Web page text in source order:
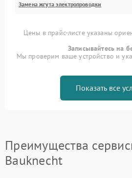
Замена жгута электропроводки
Цены в прайс-листе указаны
Записывайтесь на
Мы проверим ваше устройство и
Показать все
Преимущества
Bauknecht